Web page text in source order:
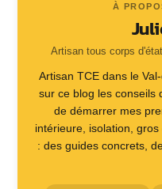
À
Artisan tous corps
Artisan TCE dans le
sur ce blog les conseils
de démarrer mes
intérieure, isolation,
: des guides concrets,